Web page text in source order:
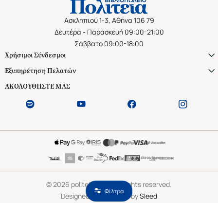
Φίλτρα
Ασκληπιού 1-3, Αθήνα 106 79
Δευτέρα - Παρασκευή 09:00-21:00
Σάββατο 09:00-18:00
Χρήσιμοι Σύνδεσμοι
Εξυπηρέτηση Πελατών
ΑΚΟΛΟΥΘΗΣΤΕ ΜΑΣ
© 2026 politeianet.gr All rights reserved.
Designed & Developed bySleed